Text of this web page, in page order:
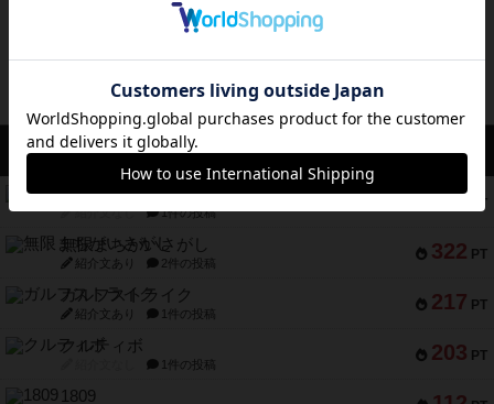
ボドゲーマのアプリ版はこちら
アクセス数 急上昇中
340 PT
コレクト！
紹介文なし 1件の投稿
322 PT
無限まちがいさがし
紹介文あり 2件の投稿
217 PT
ガルフストライク
紹介文あり 1件の投稿
203 PT
クルティボ
1件の投稿
1809